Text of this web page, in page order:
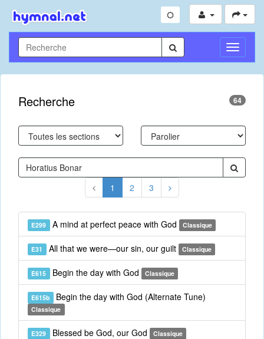
Toggle
Recherche 64
1 2 3
E299 A mind at perfect peace with God Classique
E31 All that we were—our sin, our guilt Classique
E615 Begin the day with God Classique
E615b Begin the day with God (Alternate Tune)
Classique
E329 Blessed be God, our God Classique